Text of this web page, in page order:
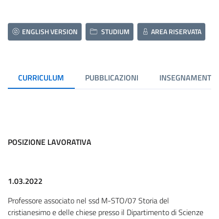
ENGLISH VERSION STUDIUM AREA RISERVATA
CURRICULUM PUBBLICAZIONI INSEGNAMENTI
POSIZIONE LAVORATIVA
1.03.2022
Professore associato nel ssd M-STO/07 Storia del
cristianesimo e delle chiese presso il Dipartimento di Scienze